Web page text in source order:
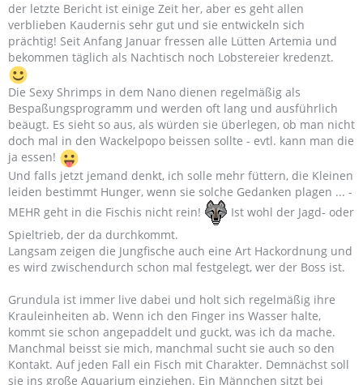
der letzte Bericht ist einige Zeit her, aber es geht allen
verblieben Kaudernis sehr gut und sie entwickeln sich
prächtig! Seit Anfang Januar fressen alle Lütten Artemia und
bekommen täglich als Nachtisch noch Lobstereier kredenzt.
Die Sexy Shrimps in dem Nano dienen regelmäßig als
Bespaßungsprogramm und werden oft lang und ausführlich
beäugt. Es sieht so aus, als würden sie überlegen, ob man nicht
doch mal in den Wackelpopo beissen sollte - evtl. kann man die
ja essen!
Und falls jetzt jemand denkt, ich solle mehr füttern, die Kleinen
leiden bestimmt Hunger, wenn sie solche Gedanken plagen ... -
MEHR geht in die Fischis nicht rein!
Ist wohl der Jagd- oder
Spieltrieb, der da durchkommt.
Langsam zeigen die Jungfische auch eine Art Hackordnung und
es wird zwischendurch schon mal festgelegt, wer der Boss ist.
Grundula ist immer live dabei und holt sich regelmäßig ihre
Krauleinheiten ab. Wenn ich den Finger ins Wasser halte,
kommt sie schon angepaddelt und guckt, was ich da mache.
Manchmal beisst sie mich, manchmal sucht sie auch so den
Kontakt. Auf jeden Fall ein Fisch mit Charakter. Demnächst soll
sie ins große Aquarium einziehen. Ein Männchen sitzt bei